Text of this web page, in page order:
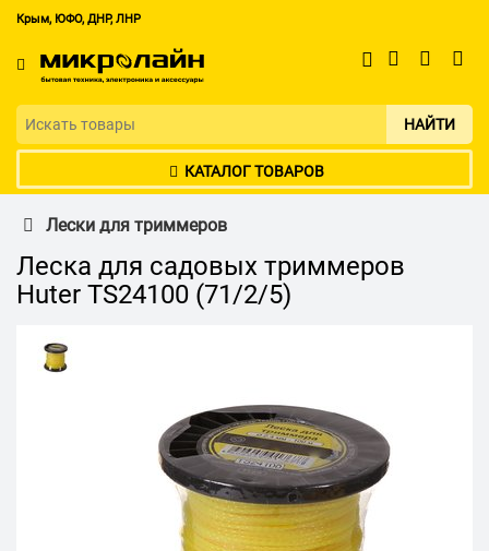
Крым, ЮФО, ДНР, ЛНР
НАЙТИ
КАТАЛОГ ТОВАРОВ
Лески для триммеров
Леска для садовых триммеров
Huter TS24100 (71/2/5)